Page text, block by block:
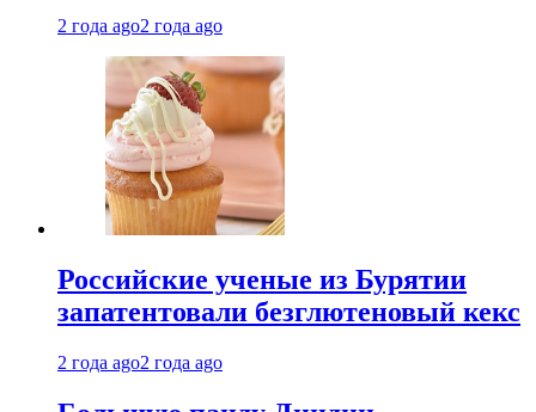
2 года ago2 года ago
Российские ученые из Бурятии
запатентовали безглютеновый кекс
2 года ago2 года ago